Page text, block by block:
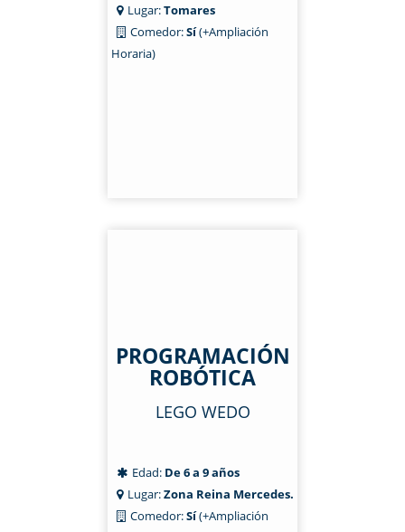
Lugar:Tomares
Comedor:Sí(+Ampliación
Horaria)
PROGRAMACIÓN
ROBÓTICA
LEGO WEDO
Edad: De 6 a 9 años
Lugar:Zona Reina Mercedes.
Comedor:Sí(+Ampliación